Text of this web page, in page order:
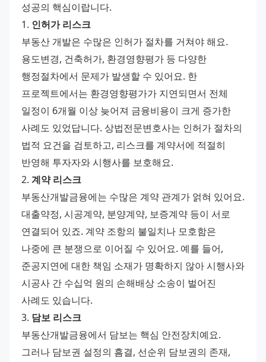
성공의 핵심이랍니다.
1. 인허가 리스크
부동산 개발은 수많은 인허가 절차를 거쳐야 해요.
용도변경, 건축허가, 환경영향평가 등 다양한
행정절차에서 문제가 발생할 수 있어요. 한
프로젝트에서는 환경영향평가가 지연되면서 전체
일정이 6개월 이상 늦어져 금융비용이 크게 증가한
사례도 있었답니다. 상법전문변호사는 인허가 절차의
법적 요건을 검토하고, 리스크를 계약서에 적절히
반영해 투자자와 시행사를 보호해요.
2. 계약 리스크
부동산개발금융에는 수많은 계약 관계가 얽혀 있어요.
대출약정, 시공계약, 분양계약, 보증계약 등이 서로
연결되어 있죠. 계약 조항의 불일치나 모호함은
나중에 큰 분쟁으로 이어질 수 있어요. 예를 들어,
준공지연에 대한 책임 소재가 명확하지 않아 시행사와
시공사 간 수십억 원의 손해배상 소송이 벌어진
사례도 있습니다.
3. 담보 리스크
부동산개발금융에서 담보는 핵심 안전장치예요.
그러나 담보권 설정의 흠결, 선순위 담보권의 존재,